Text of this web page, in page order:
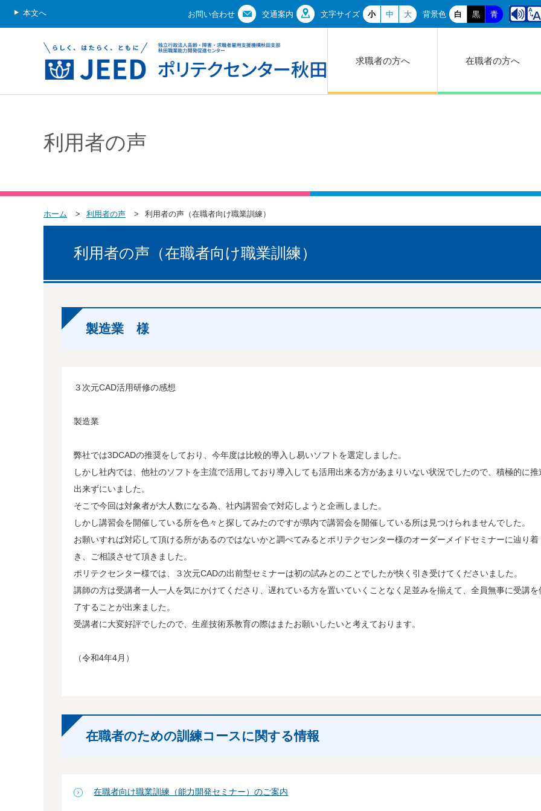
本文へ お問い合わせ 交通案内 文字サイズ 小 中 大 背景色 白 黒 青
求職者の方へ 在職者の方へ
利用者の声
ホーム 利用者の声 利用者の声（在職者向け職業訓練）
利用者の声（在職者向け職業訓練）
製造業 様
３次元CAD活用研修の感想
製造業
弊社では3DCADの推奨をしており、今年度は比較的導入し易いソフトを選定しました。
しかし社内では、他社のソフトを主流で活用しており導入しても活用出来る方があまりいない状況でしたので、積極的に推
出来ずにいました。
そこで今回は対象者が大人数になる為、社内講習会で対応しようと企画しました。
しかし講習会を開催している所を色々と探してみたのですが県内で講習会を開催している所は見つけられませんでした。
お願いすれば対応して頂ける所があるのではないかと調べてみるとポリテクセンター様のオーダーメイドセミナーに辿り着
き、ご相談させて頂きました。
ポリテクセンター様では、３次元CADの出前型セミナーは初の試みとのことでしたが快く引き受けてくださいました。
講師の方は受講者一人一人を気にかけてくださり、遅れている方を置いていくことなく足並みを揃えて、全員無事に受講を
了することが出来ました。
受講者に大変好評でしたので、生産技術系教育の際はまたお願いしたいと考えております。
（令和4年4月）
在職者のための訓練コースに関する情報
在職者向け職業訓練（能力開発セミナー）のご案内